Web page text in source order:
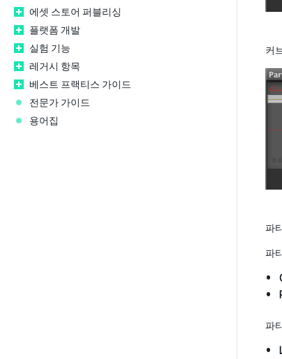
에셋 스토어 퍼블리싱
플랫폼 개발
실험 기능
레거시 항목
베스트 프랙티스 가이드
전문가 가이드
용어집
커
파
파
파